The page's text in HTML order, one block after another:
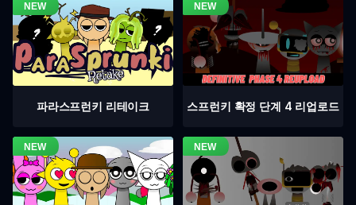
파라스프런키 리테이크 스프런키 확정 단계 4 리업로드